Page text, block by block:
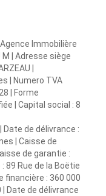
Immobilière
M | Adresse siège
|
| Numero TVA
| Forme
| Capital social : 8
Date de délivrance :
| Caisse de
de garantie :
89 Rue de la Boëtie
financière : 360 000
| Date de délivrance